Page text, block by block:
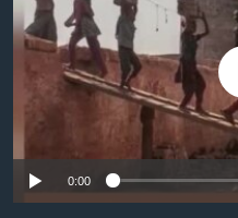
အ
စာမျက်နှာ
ကျော်
ကြည့်
ရုပ်ရှင်ထဲက အင်္ဂလိပ်စာ
သုတပဒေသာ အင်္ဂလိပ်စာ
တီဗွီ
ရေဒီယို/တီဗွီအစီအစဉ်
Learning English
ဗွီအိုအေ လူမှုကွန်ယက်များ
No media
0:00